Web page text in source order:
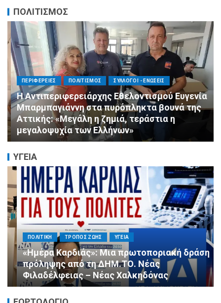
ΠΟΛΙΤΙΣΜΟΣ
ΠΕΡΙΦΕΡΕΙΕΣ ΠΟΛΙΤΙΣΜΟΣ ΣΥΛΛΟΓΟΙ - ΕΝΩΣΕΙΣ
Η Αντιπεριφερειάρχης Εθελοντισμού Ευγενία
Μπαρμπαγιάννη στα πυρόπληκτα βουνά της
Αττικής: «Μεγάλη η ζημιά, τεράστια η
μεγαλοψυχία των Ελλήνων»
ΥΓΕΙΑ
ΠΟΛΙΤΙΚΗ ΤΡΟΠΟΣ ΖΩΗΣ ΥΓΕΙΑ
«Ημέρα Καρδιάς»: Μια πρωτοποριακή δράση
πρόληψης από τη ΔΗΜ.ΤΟ. Νέας
Φιλαδέλφειας – Νέας Χαλκηδόνας